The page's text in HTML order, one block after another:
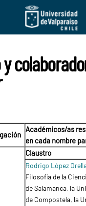
content
Académicos/as
en cada nombre
Claustro
Rodrigo López
Filosofía de la
de Salamanca, la
de Compostela, la